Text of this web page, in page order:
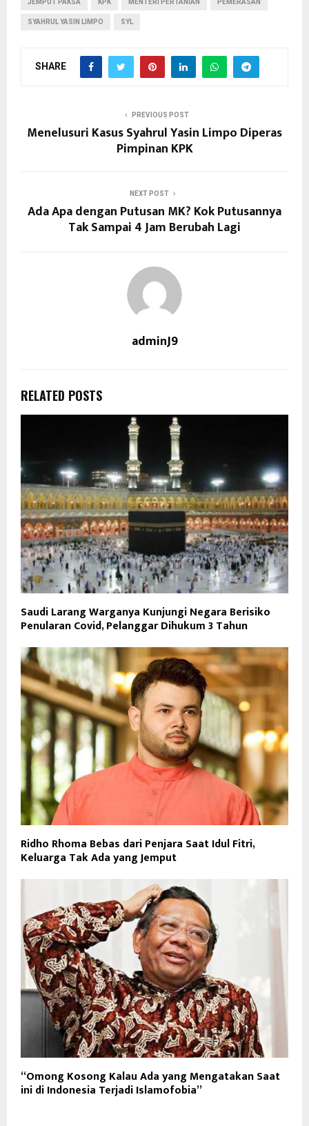
JEMPUT PAKSA KPK MENTERI PERTANIAN PEMERASAN
SYAHRUL YASIN LIMPO SYL
SHARE
PREVIOUS POST
Menelusuri Kasus Syahrul Yasin Limpo Diperas
Pimpinan KPK
NEXT POST
Ada Apa dengan Putusan MK? Kok Putusannya
Tak Sampai 4 Jam Berubah Lagi
adminJ9
RELATED POSTS
Saudi Larang Warganya Kunjungi Negara Berisiko
Penularan Covid, Pelanggar Dihukum 3 Tahun
Ridho Rhoma Bebas dari Penjara Saat Idul Fitri,
Keluarga Tak Ada yang Jemput
“Omong Kosong Kalau Ada yang Mengatakan Saat
ini di Indonesia Terjadi Islamofobia”